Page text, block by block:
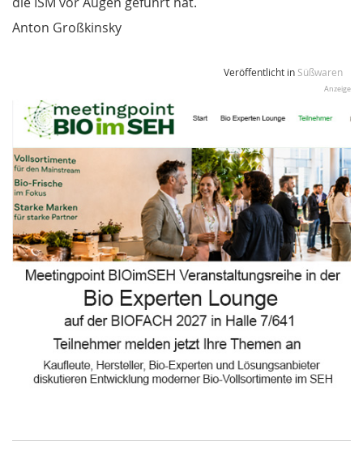
Anton Großkinsky
Veröffentlicht in Süßwaren
Anzeige